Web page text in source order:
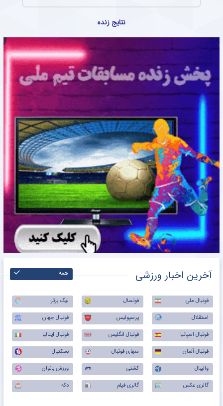
نتایج زنده
آخرین اخبار ورزشی همه
فوتبال ملی فوتسال
لیگ برتر
استقلال
پرسپولیس
فوتبال جهان
فوتبال اسپانیا
فوتبال انگلیس
فوتبال ایتالیا
فوتبال آلمان
منهای فوتبال
بسکتبال
والیبال
کشتی
ورزش بانوان
گالری عکس
گالری فیلم دکه